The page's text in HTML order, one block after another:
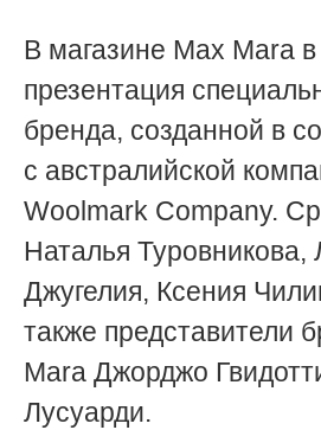
В магазине Max Mara
презентация
бренда, созданной в
с австралийской
Woolmark Company.
Наталья Туровникова,
Джугелия, Ксения
также представители
Mara Джорджо
Лусуарди.